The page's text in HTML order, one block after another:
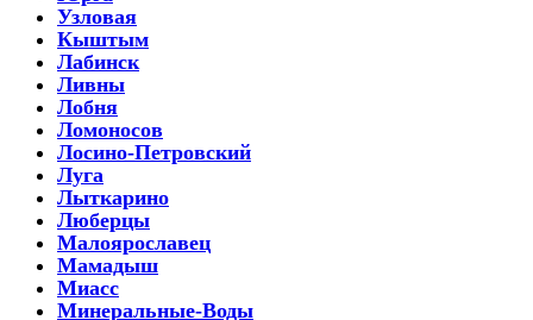
Узловая
Кыштым
Лабинск
Ливны
Лобня
Ломоносов
Лосино-Петровский
Луга
Лыткарино
Люберцы
Малоярославец
Мамадыш
Миасс
Минеральные-Воды